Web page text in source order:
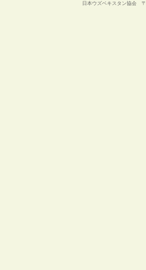
日本ウズベキスタン協会